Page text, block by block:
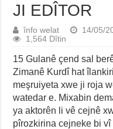
JI EDÎTOR
înfo welat 14/05/
1,564 Dîtin
15 Gulanê çend sal
Zimanê Kurdî hat
meşruiyeta xwe ji roja
watedar e. Mixabin
ya aktorên li vê cejnê
pîrozkirina cejneke bi